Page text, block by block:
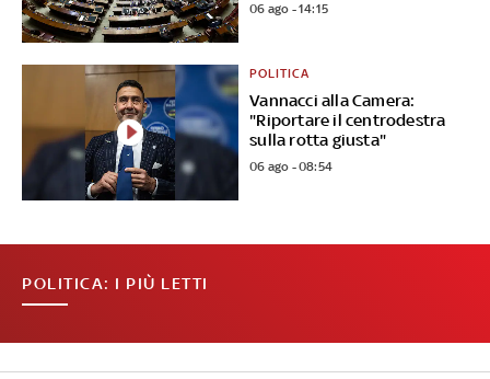
06 ago - 14:15
Vannacci alla Camera:
"Riportare il centrodestra
sulla rotta giusta"
POLITICA
06 ago - 08:54
POLITICA: I PIÙ LETTI